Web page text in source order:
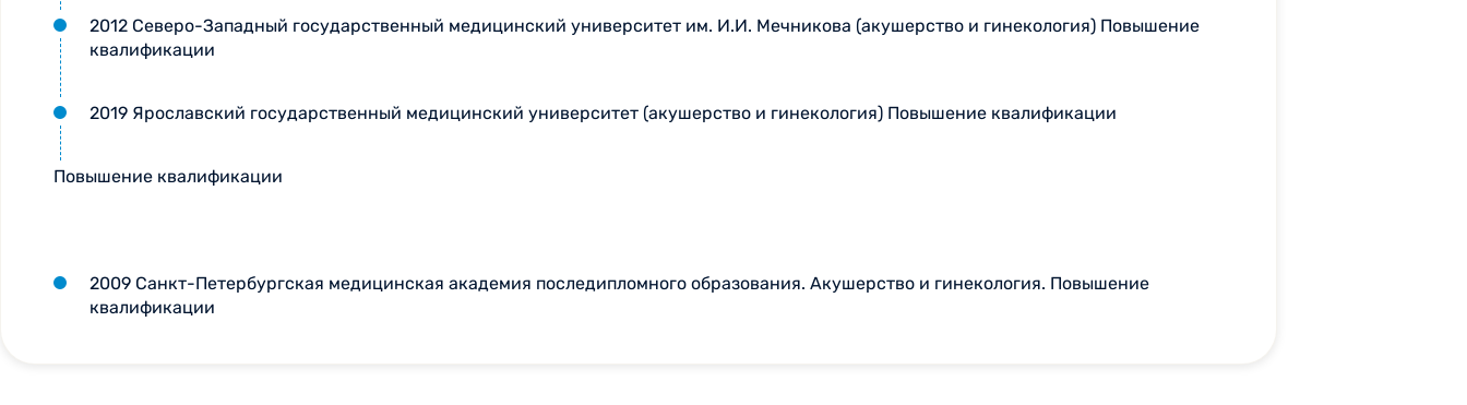
2012 Северо-Западный государственный медицинский университет им. И.И. Мечникова (акушерство и гинекология) Повышение
квалификации
2019 Ярославский государственный медицинский университет (акушерство и гинекология) Повышение квалификации
Повышение квалификации
2009 Санкт-Петербургская медицинская академия последипломного образования. Акушерство и гинекология. Повышение
квалификации